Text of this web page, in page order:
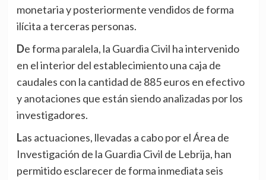
monetaria y posteriormente vendidos de forma
ilícita a terceras personas.
De forma paralela, la Guardia Civil ha intervenido
en el interior del establecimiento una caja de
caudales con la cantidad de 885 euros en efectivo
y anotaciones que están siendo analizadas por los
investigadores.
Las actuaciones, llevadas a cabo por el Área de
Investigación de la Guardia Civil de Lebrija, han
permitido esclarecer de forma inmediata seis